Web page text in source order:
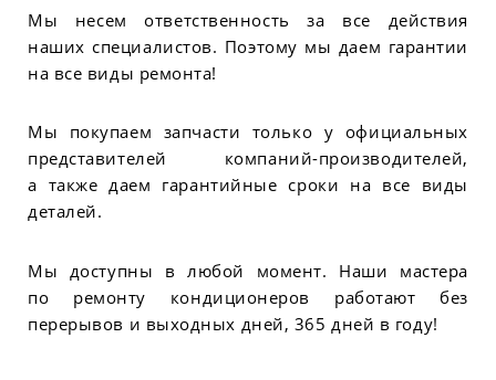
Мы несем ответственность за все действия
наших специалистов. Поэтому мы даем гарантии
на все виды ремонта!
Мы покупаем запчасти только у официальных
представителей компаний-производителей,
а также даем гарантийные сроки на все виды
деталей.
Мы доступны в любой момент. Наши мастера
по ремонту кондиционеров работают без
перерывов и выходных дней, 365 дней в году!